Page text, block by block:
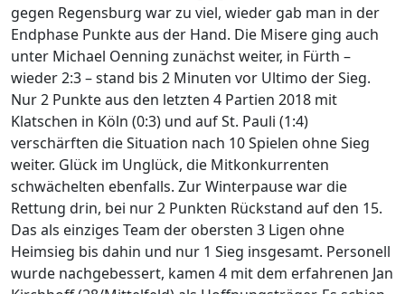
gegen Regensburg war zu viel, wieder gab man in der
Endphase Punkte aus der Hand. Die Misere ging auch
unter Michael Oenning zunächst weiter, in Fürth –
wieder 2:3 – stand bis 2 Minuten vor Ultimo der Sieg.
Nur 2 Punkte aus den letzten 4 Partien 2018 mit
Klatschen in Köln (0:3) und auf St. Pauli (1:4)
verschärften die Situation nach 10 Spielen ohne Sieg
weiter. Glück im Unglück, die Mitkonkurrenten
schwächelten ebenfalls. Zur Winterpause war die
Rettung drin, bei nur 2 Punkten Rückstand auf den 15.
Das als einziges Team der obersten 3 Ligen ohne
Heimsieg bis dahin und nur 1 Sieg insgesamt. Personell
wurde nachgebessert, kamen 4 mit dem erfahrenen Jan